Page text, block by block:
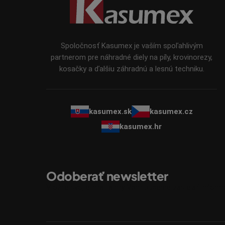
Spoločnosť Kasumex je vaším spoľahlivým
partnerom pre náhradné diely na píly, krovinorezy,
kosačky a ďalšiu záhradnú a lesnú techniku.
kasumex.sk
kasumex.cz
kasumex.hr
Odoberať newsletter